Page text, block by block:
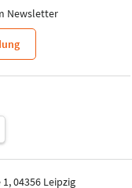
Newsletter
04356 Leipzig